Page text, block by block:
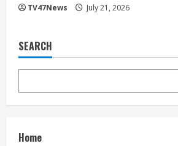
TV47News July 21, 2026
SEARCH
Home